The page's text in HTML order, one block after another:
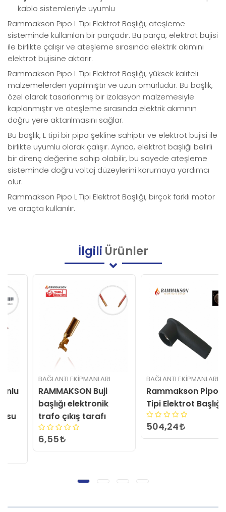
kablo sistemleriyle uyumlu
Rammakson Pipo L Tipi Elektrot Başlığı, ateşleme
sisteminde kullanılan bir parçadır. Bu parça, elektrot bujisi
ile birlikte çalışır ve ateşleme sırasında elektrik akımını
elektrot bujisine aktarır.
Rammakson Pipo L Tipi Elektrot Başlığı, yüksek kaliteli
malzemelerden yapılmıştır ve uzun ömürlüdür. Bu başlık,
özel olarak tasarlanmış bir izolasyon malzemesiyle
kaplanmıştır ve ateşleme sırasında elektrik akımının
doğru yere aktarılmasını sağlar.
Bu başlık, L tipi bir pipo şekline sahiptir ve elektrot bujisi ile
birlikte uyumlu olarak çalışır. Ayrıca, elektrot başlığı belirli
bir direnç değerine sahip olabilir, bu sayede ateşleme
sisteminde doğru voltaj düzeylerini korumaya yardımcı
olur.
Rammakson Pipo L Tipi Elektrot Başlığı, birçok farklı motor
ve araçta kullanılır.
İlgili Ürünler
BAĞLANTI EKIPMANLARI
RAMMAKSON Buji
başlığı elektronik
trafo çıkış tarafı
BAĞLANTI EKIPMANLARI
Rammakson Pipo L
Tipi Elektrot Başlığı
504,24